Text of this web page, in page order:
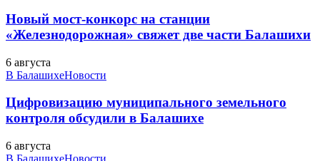
Новый мост-конкорс на станции
«Железнодорожная» свяжет две части Балашихи
6 августа
В БалашихеНовости
Цифровизацию муниципального земельного
контроля обсудили в Балашихе
6 августа
В БалашихеНовости